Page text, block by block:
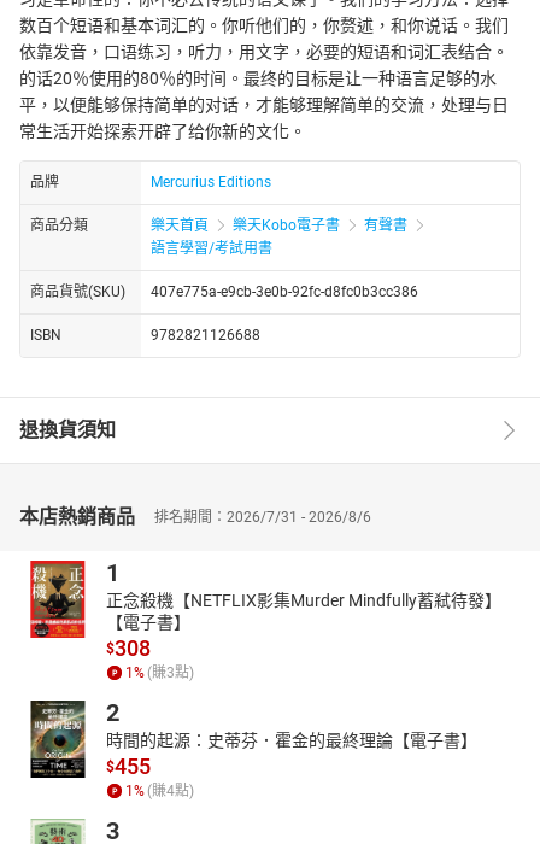
数百个短语和基本词汇的。你听他们的，你赘述，和你说话。我们
依靠发音，口语练习，听力，用文字，必要的短语和词汇表结合。
的话20％使用的80％的时间。最终的目标是让一种语言足够的水
平，以便能够保持简单的对话，才能够理解简单的交流，处理与日
常生活开始探索开辟了给你新的文化。
品牌 Mercurius Editions
商品分類 樂天首頁 樂天Kobo電子書
有聲書
語言學習/考試用書
商品貨號(SKU) 407e775a-e9cb-3e0b-92fc-d8fc0b3cc386
ISBN 9782821126688
退換貨須知
本店熱銷商品 排名期間：2026/7/31 - 2026/8/6
1
正念殺機【NETFLIX影集Murder Mindfully蓄弒待發】
【電子書】
$308
1% (賺3點)
2
時間的起源：史蒂芬．霍金的最終理論【電子書】
$455
1% (賺4點)
3